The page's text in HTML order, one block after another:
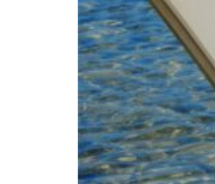
Al Aire Libre, Juegos De
Cómo Elegir Los Muebles